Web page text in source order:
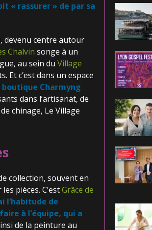
« rassurer » de par sa
devenu centre autour
Chalvin songe à un
au sein du Village
Et c’est dans un espace
boutique Charmyng
dans l’artisanat, de
chinage, Le Village
collection, souvent en
pièces. C’estGrâce de
l’habitude de
à l’équipe, qui a
de la peinture au